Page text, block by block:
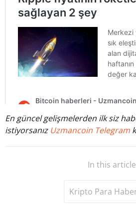
En güncel gelişmelerden ilk siz
istiyorsanız Uzmancoin Telegram
In this article
Kripto Para